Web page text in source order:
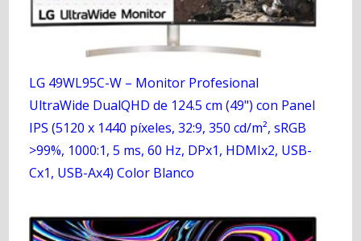
LG 49WL95C-W – Monitor Profesional
UltraWide DualQHD de 124.5 cm (49") con Panel
IPS (5120 x 1440 píxeles, 32:9, 350 cd/m², sRGB
>99%, 1000:1, 5 ms, 60 Hz, DPx1, HDMIx2, USB-
Cx1, USB-Ax4) Color Blanco